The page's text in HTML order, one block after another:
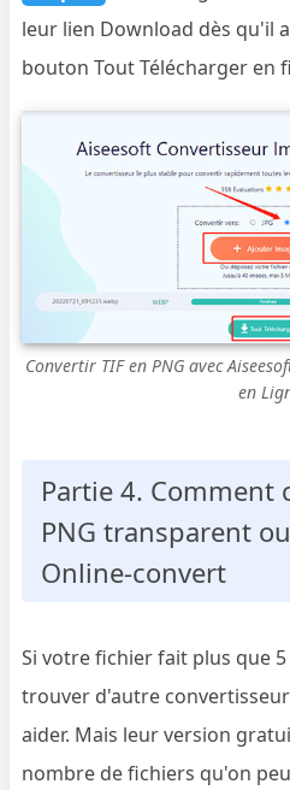
leur lien Download dès qu'il
bouton Tout Télécharger en
Convertir TIF en PNG avec
en
Partie 4. Comment
PNG transparent
Online-convert
Si votre fichier fait plus que
trouver d'autre
aider. Mais leur version
nombre de fichiers qu'on